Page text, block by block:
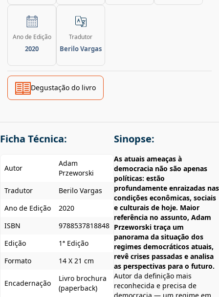
Ano de Edição
2020
Tradutor
Berilo Vargas
Degustação do livro
Ficha Técnica:
Autor
Adam
Przeworski
Tradutor
Berilo Vargas
Ano de Edição
2020
ISBN
9788537818848
Edição
1ª Edição
Formato
14 X 21 cm
Encadernação
Livro brochura
(paperback)
Sinopse:
As atuais ameaças à
democracia não são apenas
políticas: estão
profundamente enraizadas nas
condições econômicas, sociais
e culturais de hoje. Maior
referência no assunto, Adam
Przeworski traça um
panorama da situação dos
regimes democráticos atuais,
revê crises passadas e analisa
as perspectivas para o futuro.
Autor da definição mais
reconhecida e precisa de
democracia — um regime em